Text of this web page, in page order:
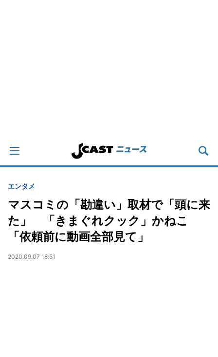
エンタメ
マスコミの「勘違い」取材で「頭に来
た」 「きまぐれクック」かねこ
「依頼前に動画全部見て」
2020.09.07 18:51